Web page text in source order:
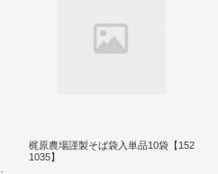
梶原農場謹製そば袋入単品10袋【152
1035】